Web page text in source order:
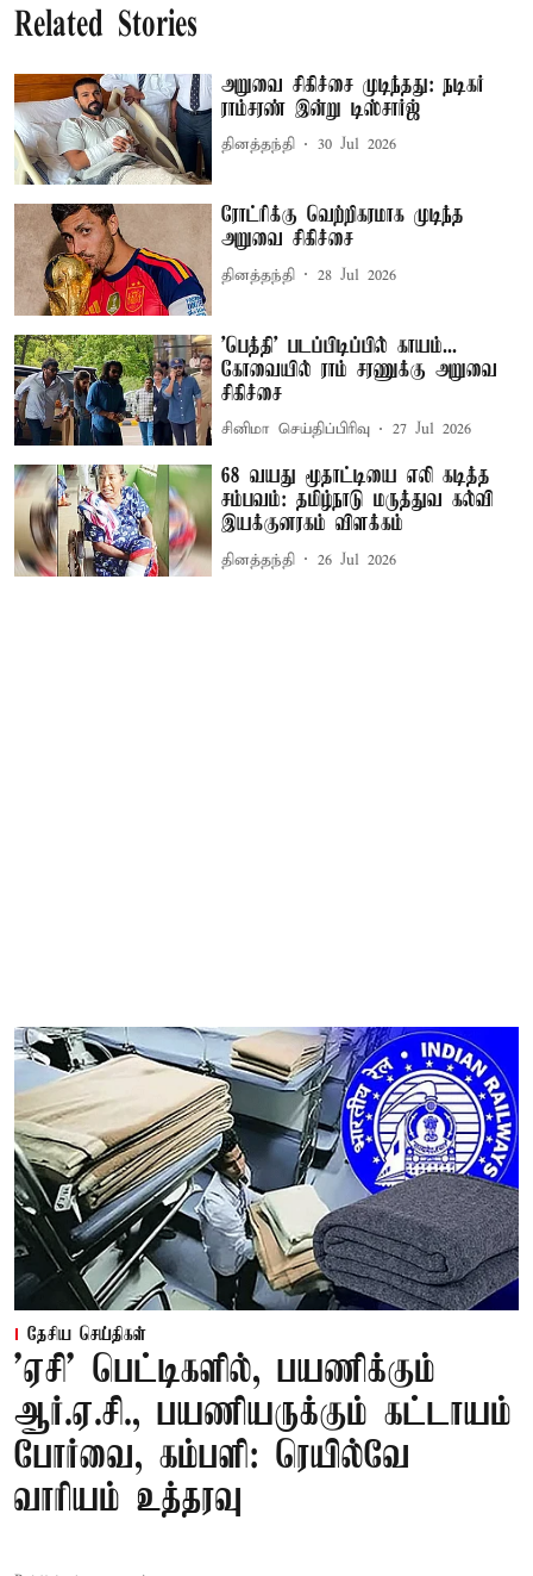
Related Stories
அறுவை சிகிச்சை முடிந்தது: நடிகர்
ராம்சரண் இன்று டிஸ்சார்ஜ்
தினத்தந்தி 30 Jul 2026
ரோட்ரிக்கு வெற்றிகரமாக முடிந்த
அறுவை சிகிச்சை
தினத்தந்தி 28 Jul 2026
'பெத்தி' படப்பிடிப்பில் காயம்...
கோவையில் ராம் சரணுக்கு அறுவை
சிகிச்சை
சினிமா செய்திப்பிரிவு 27 Jul 2026
68 வயது மூதாட்டியை எலி கடித்த
சம்பவம்: தமிழ்நாடு மருத்துவ கல்வி
இயக்குனரகம் விளக்கம்
தினத்தந்தி 26 Jul 2026
தேசிய செய்திகள்
'ஏசி' பெட்டிகளில், பயணிக்கும்
ஆர்.ஏ.சி., பயணியருக்கும் கட்டாயம்
போர்வை, கம்பளி: ரெயில்வே
வாரியம் உத்தரவு